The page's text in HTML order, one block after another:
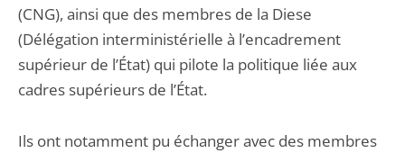
(CNG), ainsi que des membres de la Diese
(Délégation interministérielle à l’encadrement
supérieur de l’État) qui pilote la politique liée aux
cadres supérieurs de l’État.
Ils ont notamment pu échanger avec des membres